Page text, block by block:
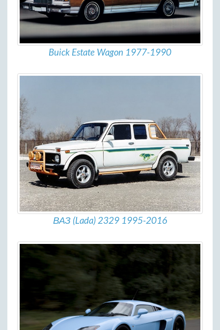
Buick Estate Wagon 1977-1990
ВАЗ (Lada) 2329 1995-2016